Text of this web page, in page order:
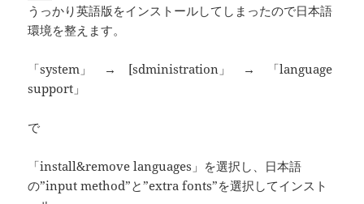
うっかり英語版をインストールしてしまったので日本語
環境を整えます。
「system」 → [sdministration」 → 「language
support」
で
「install&remove languages」を選択し、日本語
の”input method”と”extra fonts”を選択してインスト